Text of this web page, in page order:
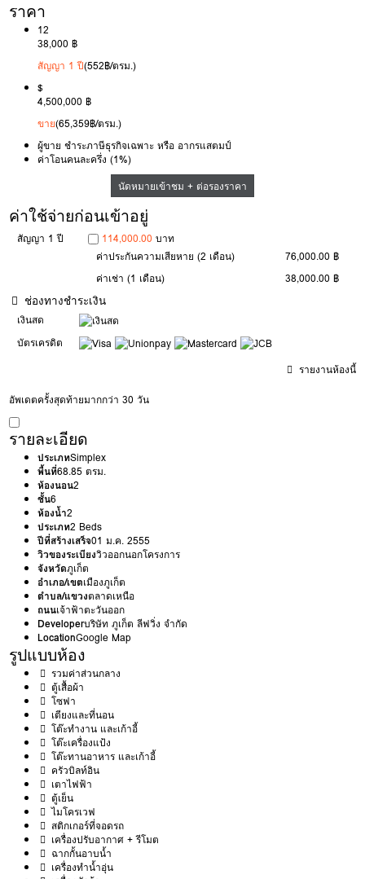
ราคา
12
38,000 ฿
สัญญา 1 ปี(552฿/ตรม.)
$
4,500,000 ฿
ขาย(65,359฿/ตรม.)
ผู้ขาย ชำระภาษีธุรกิจเฉพาะ หรือ อากรแสตมป์
ค่าโอนคนละครึ่ง (1%)
นัดหมายเข้าชม + ต่อรองราคา
ค่าใช้จ่ายก่อนเข้าอยู่
สัญญา 1 ปี 114,000.00 บาท
ค่าประกันความเสียหาย(2 เดือน)
76,000.00 ฿
ค่าเช่า(1 เดือน) 38,000.00 ฿
ช่องทางชำระเงิน
เงินสด
บัตรเครดิต
รายงานห้องนี้
อัพเดตครั้งสุดท้ายมากกว่า 30 วัน
รายละเอียด
ประเภทSimplex
พื้นที่68.85 ตรม.
ห้องนอน2
ชั้น6
ห้องน้ำ2
ประเภท2 Beds
ปีที่สร้างเสร็จ01 ม.ค. 2555
วิวของระเบียงวิวออกนอกโครงการ
จังหวัดภูเก็ต
อำเภอ/เขตเมืองภูเก็ต
ตำบล/แขวงตลาดเหนือ
ถนนเจ้าฟ้าตะวันออก
Developerบริษัท ภูเก็ต ลีฟวิ่ง จำกัด
LocationGoogle Map
รูปแบบห้อง
รวมค่าส่วนกลาง
ตู้เสื้อผ้า
โซฟา
เตียงและที่นอน
โต๊ะทำงาน และเก้าอี้
โต๊ะเครื่องแป้ง
โต๊ะทานอาหาร และเก้าอี้
ครัวบิลท์อิน
เตาไฟฟ้า
ตู้เย็น
ไมโครเวฟ
สติกเกอร์ที่จอดรถ
เครื่องปรับอากาศ + รีโมต
ฉากกั้นอาบน้ำ
เครื่องทำน้ำอุ่น